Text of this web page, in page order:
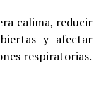
calima, reducir
y afectar
respiratorias.